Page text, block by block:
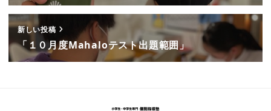
新しい投稿
「１０月度Mahaloテスト出題範囲」